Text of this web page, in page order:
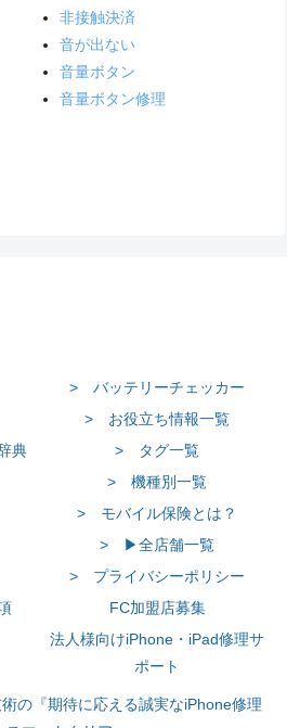
非接触決済
音が出ない
音量ボタン
音量ボタン修理
> バッテリーチェッカー
> お役立ち情報一覧
典
> タグ一覧
> 機種別一覧
> モバイル保険とは？
> ▶全店舗一覧
> プライバシーポリシー
FC加盟店募集
法人様向けiPhone・iPad修理サ
ポート
の『期待に応える誠実なiPhone修理